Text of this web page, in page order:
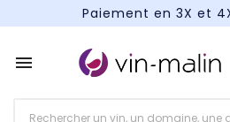
Paiement en 3X et
Paiement en 3X et
